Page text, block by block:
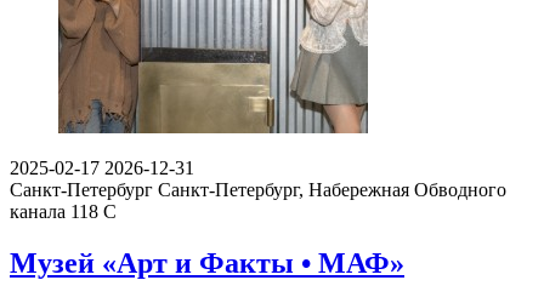
2025-02-17 2026-12-31
Санкт-Петербург Санкт-Петербург, Набережная Обводного
канала 118 С
Музей «Арт и Факты • МАФ»